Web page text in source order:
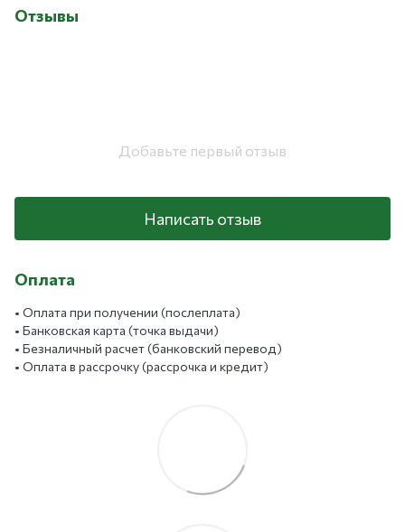
Отзывы
Добавьте первый отзыв
Написать отзыв
Оплата
• Оплата при получении (послеплата)
• Банковская карта (точка выдачи)
• Безналичный расчет (банковский перевод)
• Оплата в рассрочку (рассрочка и кредит)